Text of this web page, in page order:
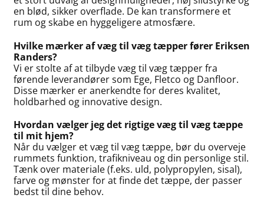
en blød, sikker overflade. De kan transformere et
rum og skabe en hyggeligere atmosfære.
Hvilke mærker af væg til væg tæpper fører Eriksen
Randers?
Vi er stolte af at tilbyde væg til væg tæpper fra
førende leverandører som Ege, Fletco og Danfloor.
Disse mærker er anerkendte for deres kvalitet,
holdbarhed og innovative design.
Hvordan vælger jeg det rigtige væg til væg tæppe
til mit hjem?
Når du vælger et væg til væg tæppe, bør du overveje
rummets funktion, trafikniveau og din personlige stil.
Tænk over materiale (f.eks. uld, polypropylen, sisal),
farve og mønster for at finde det tæppe, der passer
bedst til dine behov.